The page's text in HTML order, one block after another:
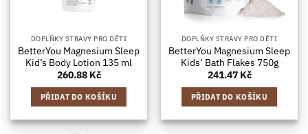
DOPLŇKY STRAVY PRO DĚTI
BetterYou Magnesium Sleep
Kid’s Body Lotion 135 ml
260.88 Kč
PŘIDAT DO KOŠÍKU
DOPLŇKY STRAVY PRO DĚTI
BetterYou Magnesium Sleep
Kids‘ Bath Flakes 750g
241.47 Kč
PŘIDAT DO KOŠÍKU